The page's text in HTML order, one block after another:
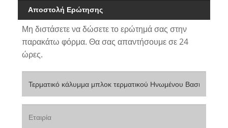
Αποστολή Ερώτησης
Μη διστάσετε να δώσετε το ερώτημά σας στην
παρακάτω φόρμα. Θα σας απαντήσουμε σε 24
ώρες.